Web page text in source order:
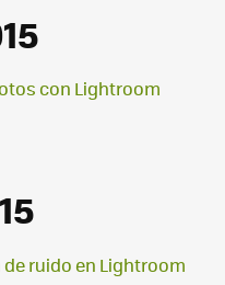
con Lightroom
ruido en Lightroom